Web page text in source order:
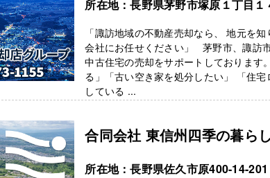
所在地：長野県茅野市塚原１丁目１
「諏訪地域の不動産売却なら、 地元を
会社にお任せください」 茅野市、諏訪
中古住宅の売却をサポートしております
る」「古い空き家を処分したい」 「住
している ...
合同会社 東信州四季の暮ら
所在地：長野県佐久市原400-14-201